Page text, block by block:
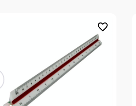
favorite_border